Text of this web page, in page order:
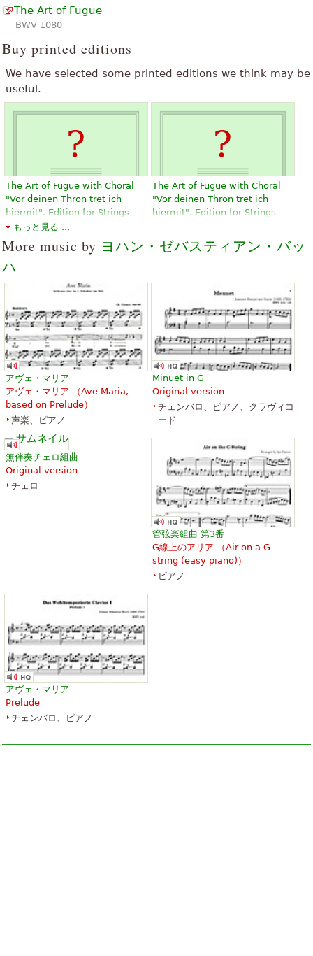
The Art of Fugue
BWV 1080
Buy printed editions
We have selected some printed editions we think may be
useful.
The Art of Fugue with Choral
"Vor deinen Thron tret ich
hiermit". Edition for Strings
according to the autograph
￥3,196.69
Violin, Viola, Choral, Vocal
Baerenreiter
The Art of Fugue with Choral
"Vor deinen Thron tret ich
hiermit". Edition for Strings
and the first printed edition.
￥3,196.69
Baerenreiter
The Art of Fugue with Choral
"Vor deinen Thron tret ich
hiermit". Edition for Strings
according to the autograph
and the first printed edition.
￥3,196.69
Cello, Double bass, Viola,
Choral, Vocal
Baerenreiter
The Art of Fugue with Choral
"Vor deinen Thron tret ich
hiermit". Edition for Strings
according to the autograph
￥3,196.69
Viola, Choral, Vocal
Baerenreiter
Die Kunst der Fuge
￥4,638.81
Baerenreiter Verlag
もっと見る ...
More music by ヨハン・ゼバスティアン・バッ
ハ
アヴェ・マリア
アヴェ・マリア （Ave Maria,
based on Prelude）
声楽、ピアノ
Minuet in G
Original version
チェンバロ、ピアノ、クラヴィコ
ード
無伴奏チェロ組曲
Original version
チェロ
管弦楽組曲 第3番
G線上のアリア （Air on a G
string (easy piano) ）
ピアノ
アヴェ・マリア
Prelude
チェンバロ、ピアノ